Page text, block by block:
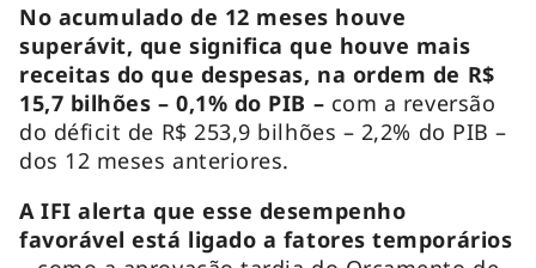
No acumulado de 12 meses houve
superávit, que significa que houve mais
receitas do que despesas, na ordem de R$
15,7 bilhões – 0,1% do PIB – com a reversão
do déficit de R$ 253,9 bilhões – 2,2% do PIB –
dos 12 meses anteriores.
A IFI alerta que esse desempenho
favorável está ligado a fatores temporários